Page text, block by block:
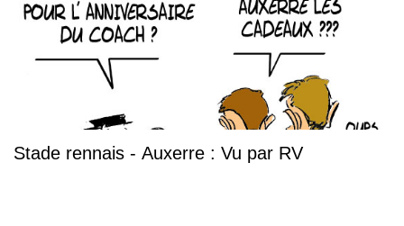
Stade rennais - Auxerre : Vu par RV